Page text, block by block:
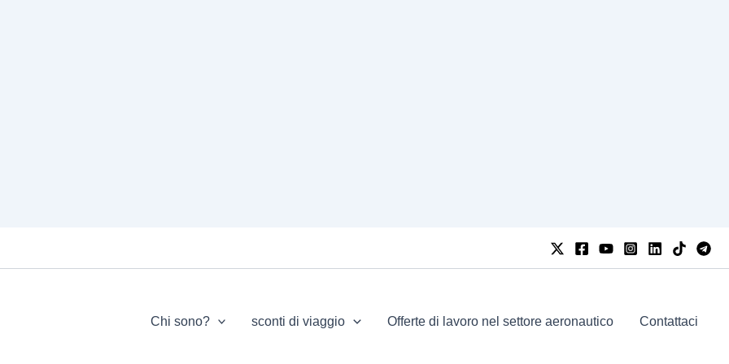
Chi sono? sconti di viaggio Offerte di lavoro nel settore aeronautico Contattaci